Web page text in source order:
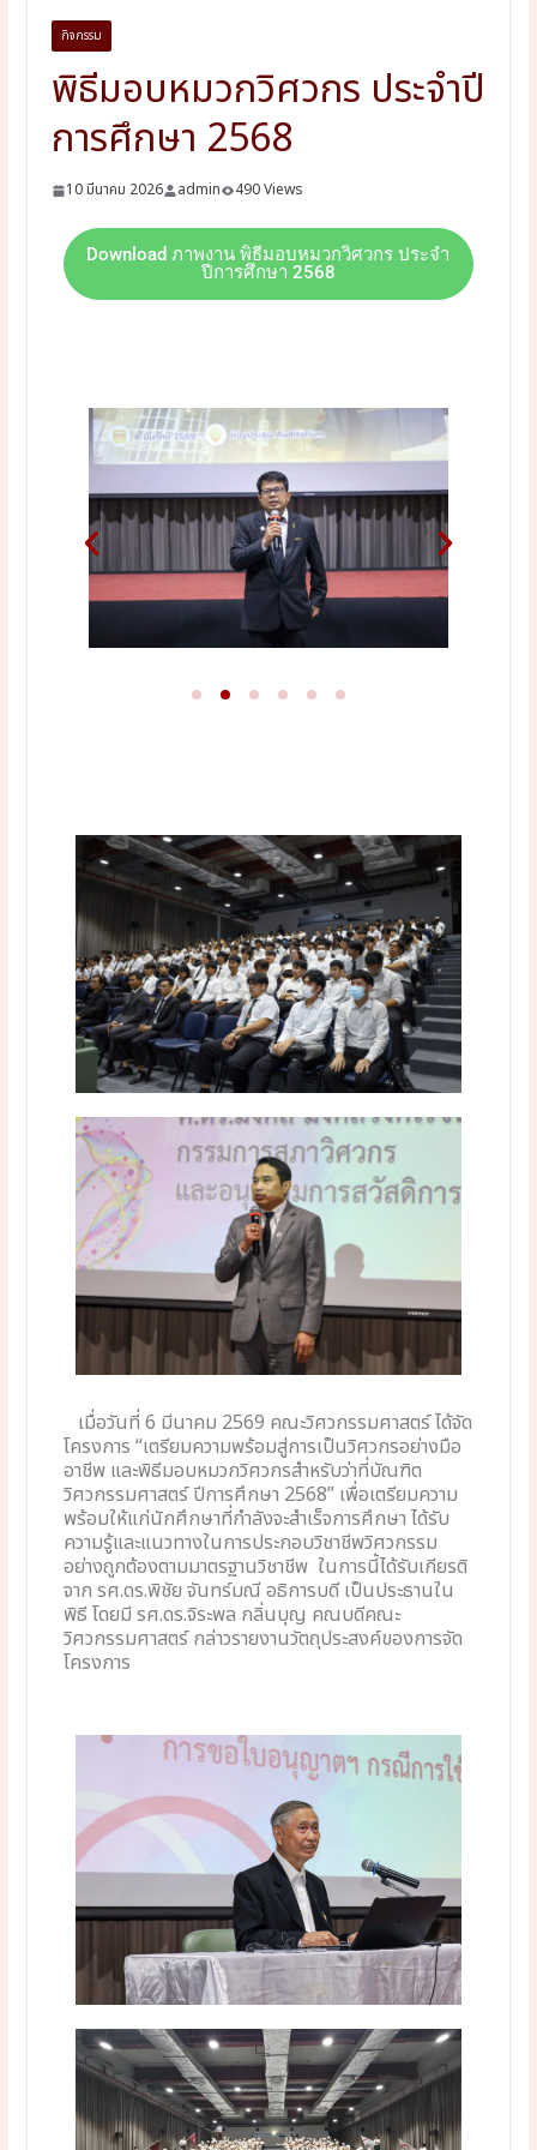
กิจกรรม
พิธีมอบหมวกวิศวกร ประจำปี
การศึกษา 2568
10 มีนาคม 2026 admin 490 Views
Download ภาพงาน พิธีมอบหมวกวิศวกร ประจำ
ปีการศึกษา 2568
เมื่อวันที่ 6 มีนาคม 2569 คณะวิศวกรรมศาสตร์ ได้จัด
โครงการ “เตรียมความพร้อมสู่การเป็นวิศวกรอย่างมือ
อาชีพ และพิธีมอบหมวกวิศวกรสำหรับว่าที่บัณฑิต
วิศวกรรมศาสตร์ ปีการศึกษา 2568” เพื่อเตรียมความ
พร้อมให้แก่นักศึกษาที่กำลังจะสำเร็จการศึกษา ได้รับ
ความรู้และแนวทางในการประกอบวิชาชีพวิศวกรรม
อย่างถูกต้องตามมาตรฐานวิชาชีพ ในการนี้ได้รับเกียรติ
จาก รศ.ดร.พิชัย จันทร์มณี อธิการบดี เป็นประธานใน
พิธี โดยมี รศ.ดร.จิระพล กลิ่นบุญ คณบดีคณะ
วิศวกรรมศาสตร์ กล่าวรายงานวัตถุประสงค์ของการจัด
โครงการ